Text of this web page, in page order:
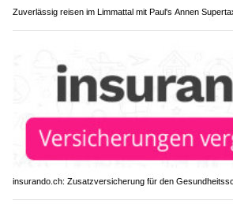
Zuverlässig reisen im Limmattal mit Paul's Annen
insurando.ch: Zusatzversicherung für den